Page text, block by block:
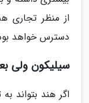
از منظر تجاری
دسترس خواهد
سیلیکون ولی
اگر هند بتواند